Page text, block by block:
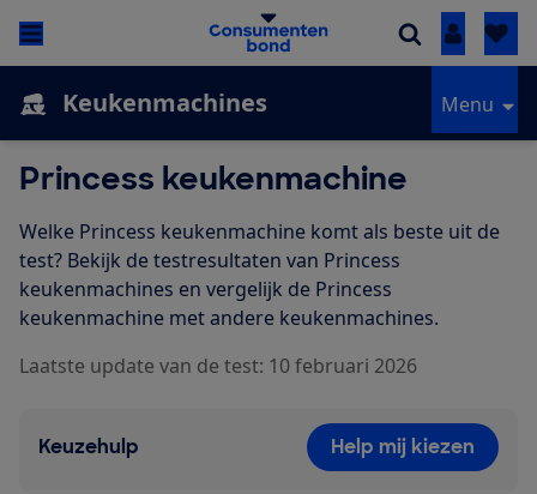
Inloggen
Keukenmachines Menu
Princess keukenmachine
Welke Princess keukenmachine komt als beste uit de
test? Bekijk de testresultaten van Princess
keukenmachines en vergelijk de Princess
keukenmachine met andere keukenmachines.
Laatste update van de test: 10 februari 2026
Keuzehulp Help mij kiezen